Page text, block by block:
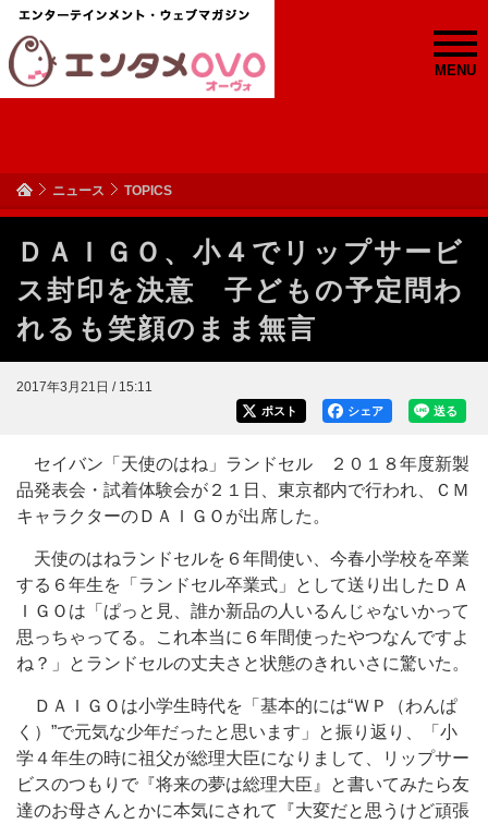
MENU
ニュース TOPICS
ＤＡＩＧＯ、小４でリップサービ
ス封印を決意 子どもの予定問わ
れるも笑顔のまま無言
2017年3月21日 / 15:11
送る
シェア
ポスト
セイバン「天使のはね」ランドセル ２０１８年度新製
品発表会・試着体験会が２１日、東京都内で行われ、ＣＭ
キャラクターのＤＡＩＧＯが出席した。
天使のはねランドセルを６年間使い、今春小学校を卒業
する６年生を「ランドセル卒業式」として送り出したＤＡ
ＩＧＯは「ぱっと見、誰か新品の人いるんじゃないかって
思っちゃってる。これ本当に６年間使ったやつなんですよ
ね？」とランドセルの丈夫さと状態のきれいさに驚いた。
ＤＡＩＧＯは小学生時代を「基本的には“ＷＰ（わんぱ
く）”で元気な少年だったと思います」と振り返り、「小
学４年生の時に祖父が総理大臣になりまして、リップサー
ビスのつもりで『将来の夢は総理大臣』と書いてみたら友
達のお母さんとかに本気にされて『大変だと思うけど頑張